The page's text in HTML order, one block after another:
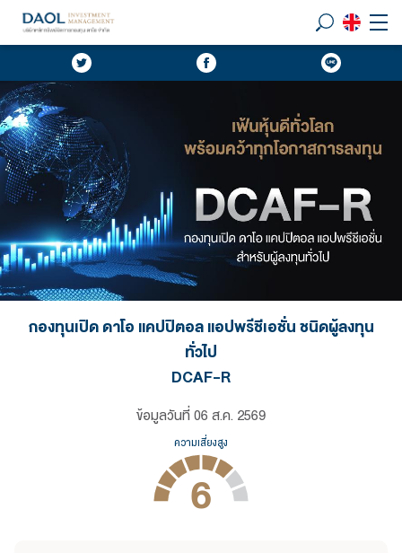
กองทุนเปิด ดาโอ แคปปิตอล แอปพรีชีเอชั่น ชนิดผู้ลงทุน
ทั่วไป
DCAF-R
ข้อมูลวันที่ 06 ส.ค. 2569
ความเสี่ยงสูง
6